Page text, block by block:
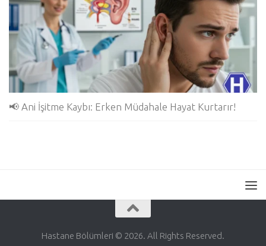
📢 Ani İşitme Kaybı: Erken Müdahale Hayat Kurtarır!
Hastane Bölümleri © 2026. All Rights Reserved.